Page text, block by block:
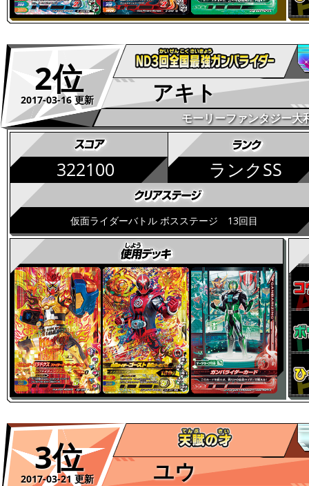
2位
2017-03-16 更新 アキト
モーリーファンタジー大
322100 ランクSS
仮面ライダーバトル ボスステージ 13回目
3位
2017-03-21 更新 ユウ